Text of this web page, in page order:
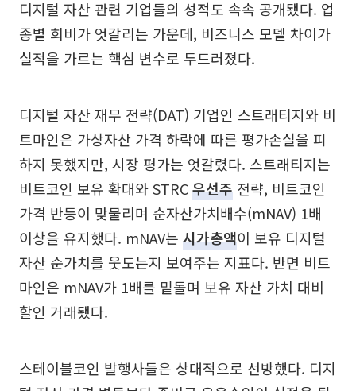
디지털 자산 관련 기업들의 성적도 속속 공개됐다. 업
종별 희비가 엇갈리는 가운데, 비즈니스 모델 차이가
실적을 가르는 핵심 변수로 두드러졌다.
디지털 자산 재무 전략(DAT) 기업인 스트래티지와 비
트마인은 가상자산 가격 하락에 따른 평가손실을 피
하지 못했지만, 시장 평가는 엇갈렸다. 스트래티지는
비트코인 보유 확대와 STRC우선주 전략, 비트코인
가격 반등이 맞물리며 순자산가치배수(mNAV) 1배
이상을 유지했다. mNAV는 시가총액이 보유 디지털
자산 순가치를 웃도는지 보여주는 지표다. 반면 비트
마인은 mNAV가 1배를 밑돌며 보유 자산 가치 대비
할인 거래됐다.
스테이블코인 발행사들은 상대적으로 선방했다. 디지